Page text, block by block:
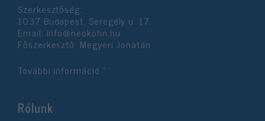
Szerkesztőség:
1037 Budapest, Seregély u. 17.
Email: info@neokohn.hu
Főszerkesztő: Megyeri Jonatán
További információ »
Rólunk